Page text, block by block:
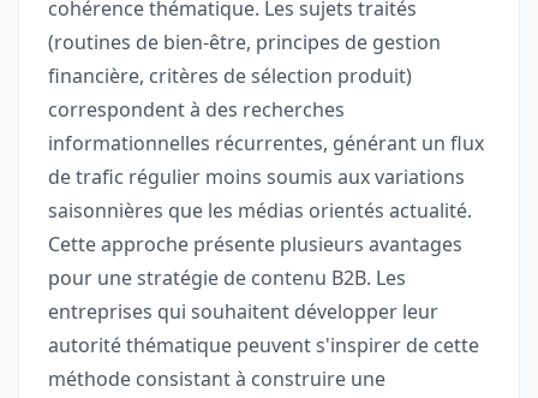
cohérence thématique. Les sujets traités
(routines de bien-être, principes de gestion
financière, critères de sélection produit)
correspondent à des recherches
informationnelles récurrentes, générant un flux
de trafic régulier moins soumis aux variations
saisonnières que les médias orientés actualité.
Cette approche présente plusieurs avantages
pour une stratégie de contenu B2B. Les
entreprises qui souhaitent développer leur
autorité thématique peuvent s'inspirer de cette
méthode consistant à construire une